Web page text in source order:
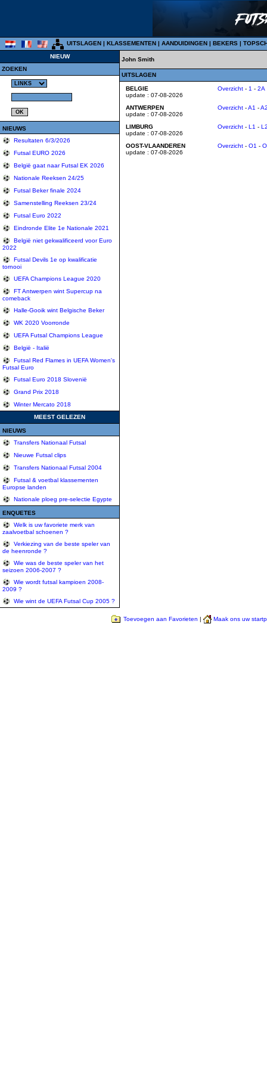
UITSLAGEN | KLASSEMENTEN | AANDUIDINGEN | BEKERS |
NIEUW
ZOEKEN
NIEUWS
Resultaten 6/3/2026
Futsal EURO 2026
België gaat naar Futsal EK 2026
Nationale Reeksen 24/25
Futsal Beker finale 2024
Samenstelling Reeksen 23/24
Futsal Euro 2022
Eindronde Elite 1e Nationale 2021
België niet gekwalificeerd voor Euro
2022
Futsal Devils 1e op kwalificatie
tornooi
UEFA Champions League 2020
FT Antwerpen wint Supercup na
comeback
Halle-Gooik wint Belgische Beker
WK 2020 Voorronde
UEFA Futsal Champions League
België - Italië
Futsal Red Flames in UEFA Women's
Futsal Euro
Futsal Euro 2018 Slovenië
Grand Prix 2018
Winter Mercato 2018
MEEST GELEZEN
NIEUWS
Transfers Nationaal Futsal
Nieuwe Futsal clips
Transfers Nationaal Futsal 2004
Futsal & voetbal klassementen
Europse landen
Nationale ploeg pre-selectie Egypte
ENQUETES
Welk is uw favoriete merk van
zaalvoetbal schoenen ?
Verkiezing van de beste speler van
de heenronde ?
Wie was de beste speler van het
seizoen 2006-2007 ?
Wie wordt futsal kampioen 2008-
2009 ?
Wie wint de UEFA Futsal Cup 2005 ?
John Smith
UITSLAGEN
BELGIE
update : 07-08-2026
Overzicht - 1 - 2A
ANTWERPEN
update : 07-08-2026
Overzicht -A1 -
LIMBURG
update : 07-08-2026
Overzicht - L1 -
OOST-VLAANDEREN
update : 07-08-2026
Overzicht - O1 -
Toevoegen aan Favorieten | Maak ons uw